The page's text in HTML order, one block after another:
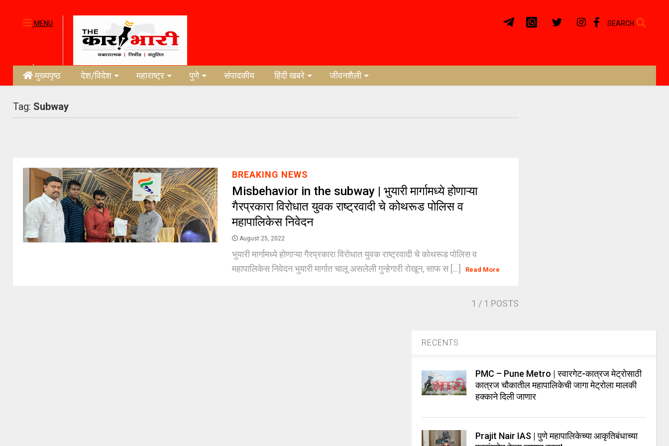
MENU SEARCH
मुख्यपृष्ठ देश/विदेश महाराष्ट्र पुणे संपादकीय हिंदी खबरे जीवनशैली
Tag: Subway
BREAKING NEWS
Misbehavior in the subway | भुयारी मार्गामध्ये होणाऱ्या
गैरप्रकारा विरोधात युवक राष्ट्रवादी चे कोथरूड पोलिस व
महापालिकेस निवेदन
August 25, 2022
भुयारी मार्गामध्ये होणाऱ्या गैरप्रकारा विरोधात युवक राष्ट्रवादी चे कोथरूड पोलिस व
महापालिकेस निवेदन भुयारी मार्गात चालू असलेली गुन्हेगारी रोखून, साफ स [...]
Read More
1 / 1 POSTS
RECENTS
PMC – Pune Metro | स्वारगेट-कात्रज मेट्रोसाठी
कात्रज चौकातील महापालिकेची जागा मेट्रोला मालकी
हक्काने दिली जाणार
Prajit Nair IAS | पुणे महापालिकेच्या आकृतिबंधाच्या